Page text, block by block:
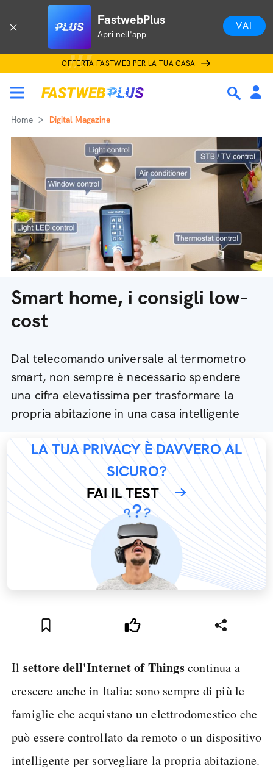
FastwebPlus
Apri nell'app
VAI
OFFERTA FASTWEB PER LA TUA CASA
Home Digital Magazine
Smart home, i consigli low-
cost
Dal telecomando universale al termometro
smart, non sempre è necessario spendere
una cifra elevatissima per trasformare la
propria abitazione in una casa intelligente
LA TUA PRIVACY È DAVVERO AL
SICURO?
FAI IL TEST
Il settore dell'Internet of Thingscontinua a
crescere anche in Italia: sono sempre di più le
famiglie che acquistano un elettrodomestico che
può essere controllato da remoto o un dispositivo
intelligente per sorvegliare la propria abitazione.